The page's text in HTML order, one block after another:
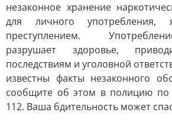
незаконное хранение
для личного употребления,
преступлением.
разрушает здоровье,
последствиям и уголовной
известны факты незаконного
сообщите об этом в полицию по
112. Ваша бдительность может